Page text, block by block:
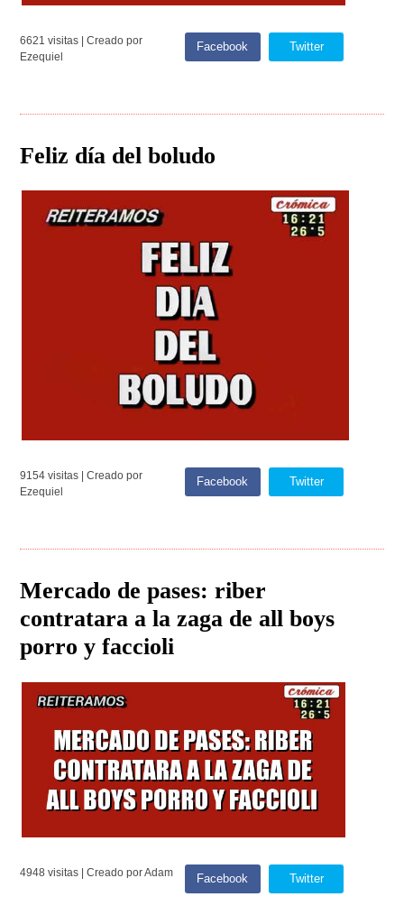
6621 visitas | Creado por
Ezequiel
Facebook Twitter
Feliz día del boludo
9154 visitas | Creado por
Ezequiel
Facebook Twitter
Mercado de pases: riber
contratara a la zaga de all boys
porro y faccioli
4948 visitas | Creado por Adam Facebook Twitter